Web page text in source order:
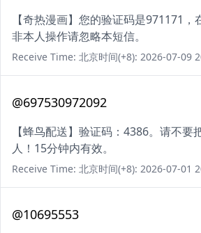
【奇热漫画】您的验证码是971171
非本人操作请忽略本短信。
Receive Time: 北京时间(+8): 2026-07-09
@697530972092
【蜂鸟配送】验证码：4386。请不要
人！15分钟内有效。
Receive Time: 北京时间(+8): 2026-07-01
@10695553